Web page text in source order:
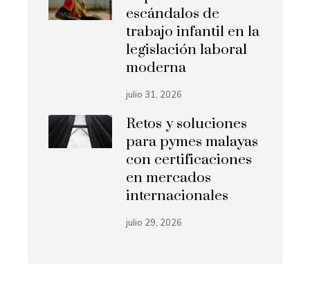
escándalos de
trabajo infantil en la
legislación laboral
moderna
julio 31, 2026
Retos y soluciones
para pymes malayas
con certificaciones
en mercados
internacionales
julio 29, 2026